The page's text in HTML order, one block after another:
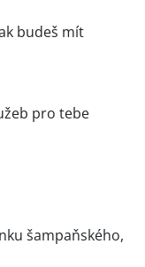
budeš mít
pro tebe
šampaňského,